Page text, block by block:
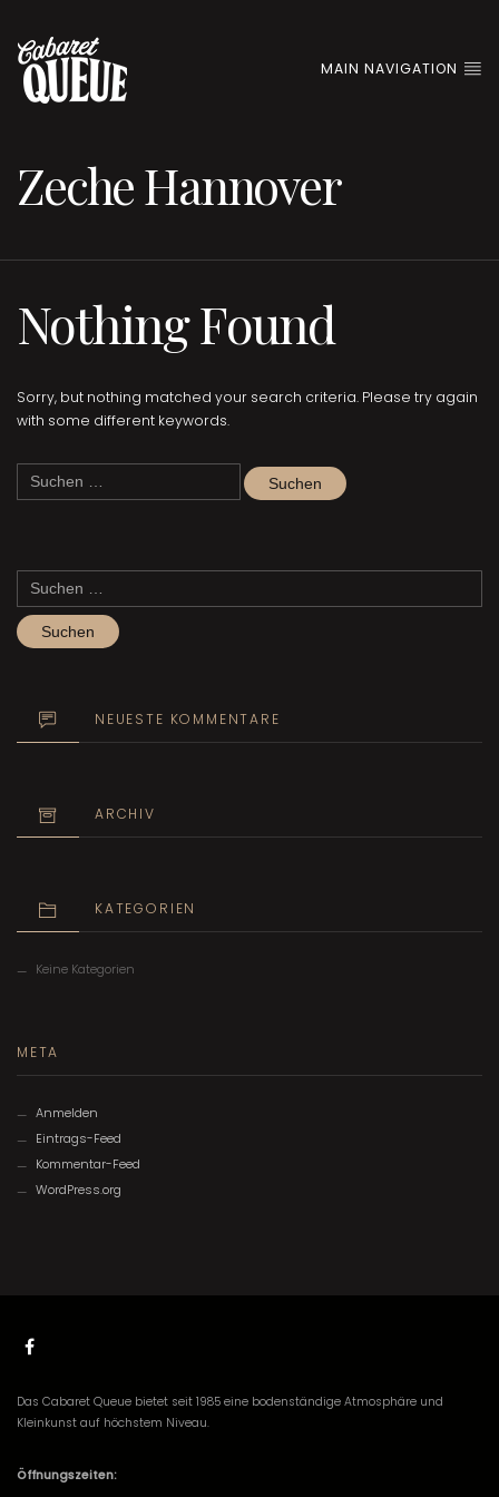
MAIN NAVIGATION
Zeche Hannover
Nothing Found
Sorry, but nothing matched your search criteria. Please try again
with some different keywords.
Suchen
nach:
nach:
NEUESTE KOMMENTARE
ARCHIV
KATEGORIEN
Keine Kategorien
META
Anmelden
Eintrags-Feed
Kommentar-Feed
WordPress.org
Das Cabaret Queue bietet seit 1985 eine bodenständige Atmosphäre und
Kleinkunst auf höchstem Niveau.
Öffnungszeiten: